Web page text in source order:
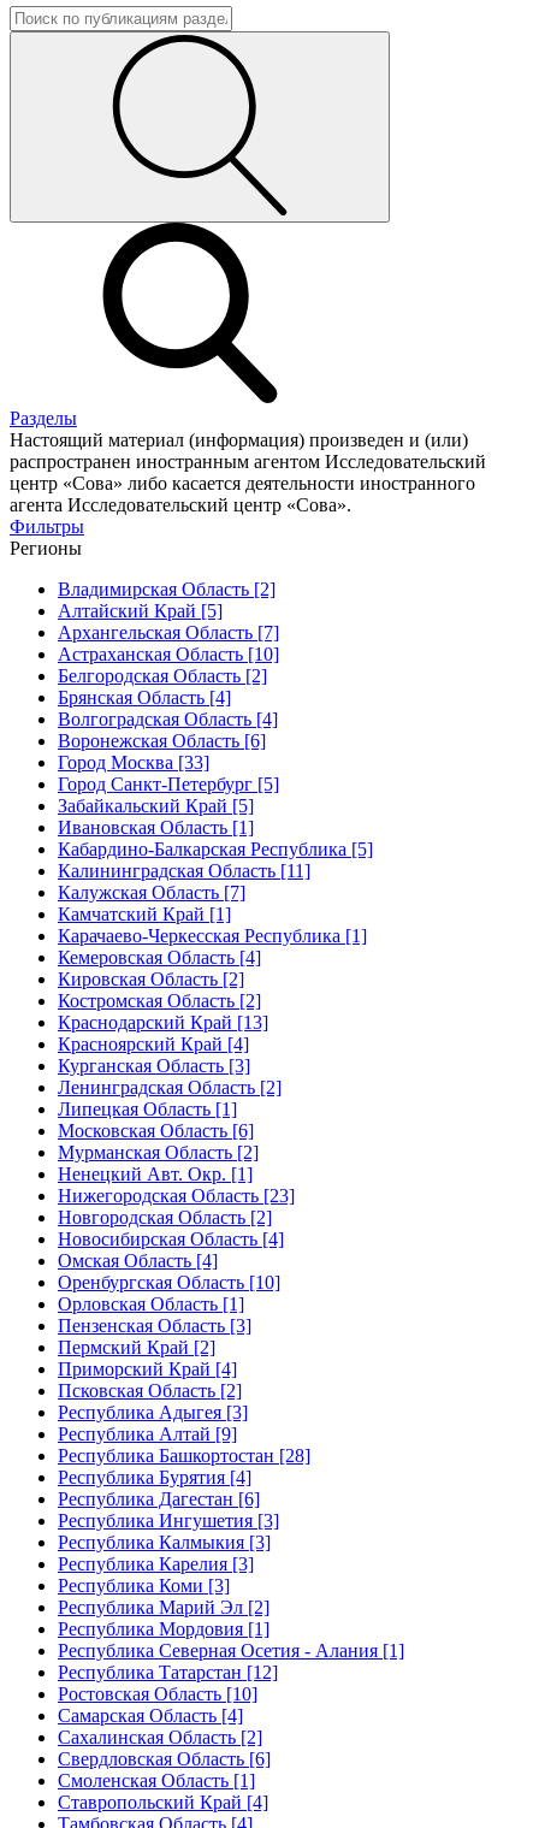
Разделы
Настоящий материал (информация) произведен и (или)
распространен иностранным агентом Исследовательский
центр «Сова» либо касается деятельности иностранного
агента Исследовательский центр «Сова».
Фильтры
Регионы
Владимирская Область [2]
Алтайский Край [5]
Архангельская Область [7]
Астраханская Область [10]
Белгородская Область [2]
Брянская Область [4]
Волгоградская Область [4]
Воронежская Область [6]
Город Москва [33]
Город Санкт-Петербург [5]
Забайкальский Край [5]
Ивановская Область [1]
Кабардино-Балкарская Республика [5]
Калининградская Область [11]
Калужская Область [7]
Камчатский Край [1]
Карачаево-Черкесская Республика [1]
Кемеровская Область [4]
Кировская Область [2]
Костромская Область [2]
Краснодарский Край [13]
Красноярский Край [4]
Курганская Область [3]
Ленинградская Область [2]
Липецкая Область [1]
Московская Область [6]
Мурманская Область [2]
Ненецкий Авт. Окр. [1]
Нижегородская Область [23]
Новгородская Область [2]
Новосибирская Область [4]
Омская Область [4]
Оренбургская Область [10]
Орловская Область [1]
Пензенская Область [3]
Пермский Край [2]
Приморский Край [4]
Псковская Область [2]
Республика Адыгея [3]
Республика Алтай [9]
Республика Башкортостан [28]
Республика Бурятия [4]
Республика Дагестан [6]
Республика Ингушетия [3]
Республика Калмыкия [3]
Республика Карелия [3]
Республика Коми [3]
Республика Марий Эл [2]
Республика Мордовия [1]
Республика Северная Осетия - Алания [1]
Республика Татарстан [12]
Ростовская Область [10]
Самарская Область [4]
Сахалинская Область [2]
Свердловская Область [6]
Смоленская Область [1]
Ставропольский Край [4]
Тамбовская Область [4]